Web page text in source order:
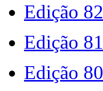
Edição 82
Edição 81
Edição 80